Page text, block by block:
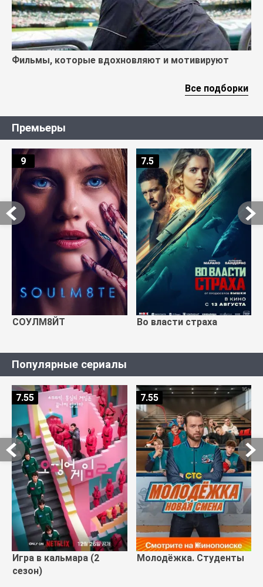
Фильмы, которые вдохновляют и мотивируют
Все подборки
Премьеры
СОУЛМ8ЙТ
9
Во власти страха
7.5
Популярные сериалы
Игра в кальмара (2
сезон)
7.55
Молодёжка. Студенты
7.55